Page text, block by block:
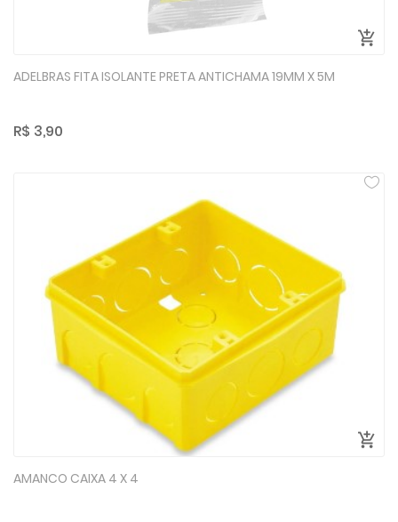
ADELBRAS FITA ISOLANTE PRETA ANTICHAMA 19MM X 5M
R$ 3,90
AMANCO CAIXA 4 X 4